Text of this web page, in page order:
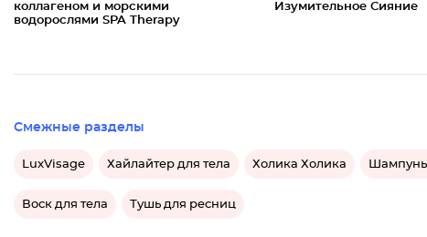
коллагеном и морскими
водорослями SPA Therapy
Изумительное Сияние
Смежные разделы
LuxVisage Хайлайтер для тела Холика Холика
Воск для тела Тушь для ресниц